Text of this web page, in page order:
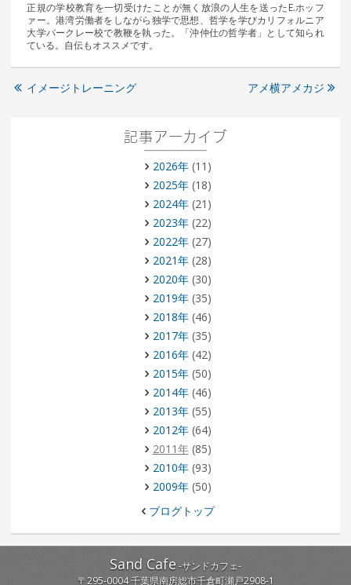
正規の学校教育を一切受けたことが無く放浪の人生を送ったE.ホッフ
ァー。港湾労働者をしながら独学で思想、哲学を学びカリフォルニア
大学バークレー校で教鞭を執った。「沖仲仕の哲学者」として知られ
ている。自伝もオススメです。
イメージトレーニング アメ横アメカジ
記事アーカイブ
2026年(11)
2025年(18)
2024年(21)
2023年(22)
2022年(27)
2021年(28)
2020年(30)
2019年(35)
2018年(46)
2017年(35)
2016年(42)
2015年(50)
2014年(46)
2013年(55)
2012年(64)
2011年(85)
2010年(93)
2009年(50)
ブログトップ
Sand Cafe-サンドカフェ-
〒295-0004 千葉県南房総市千倉町瀬戸2908-1